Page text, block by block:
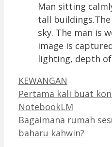
Man sitting
tall
sky. The man is
image is
lighting, depth
Categories
KEWANGAN
Pertama kali buat
NotebookLM
Bagaimana rumah
baharu kahwin?